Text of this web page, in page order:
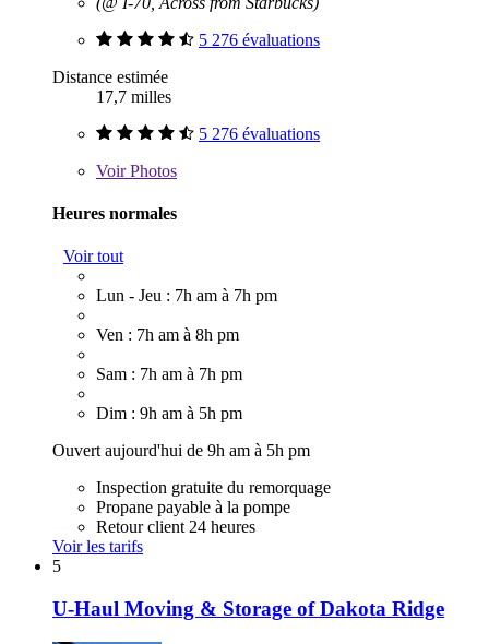
5 276 évaluations
Distance estimée
17,7 milles
5 276 évaluations
VoirPhotos
Heures normales
Voir tout
Lun - Jeu : 7h am à 7h pm
Ven : 7h am à 8h pm
Sam : 7h am à 7h pm
Dim : 9h am à 5h pm
Ouvert aujourd'hui de 9h am à 5h pm
Inspection gratuite du remorquage
Propane payable à la pompe
Retour client 24 heures
Voir les tarifs
5
U-Haul Moving & Storage of Dakota Ridge